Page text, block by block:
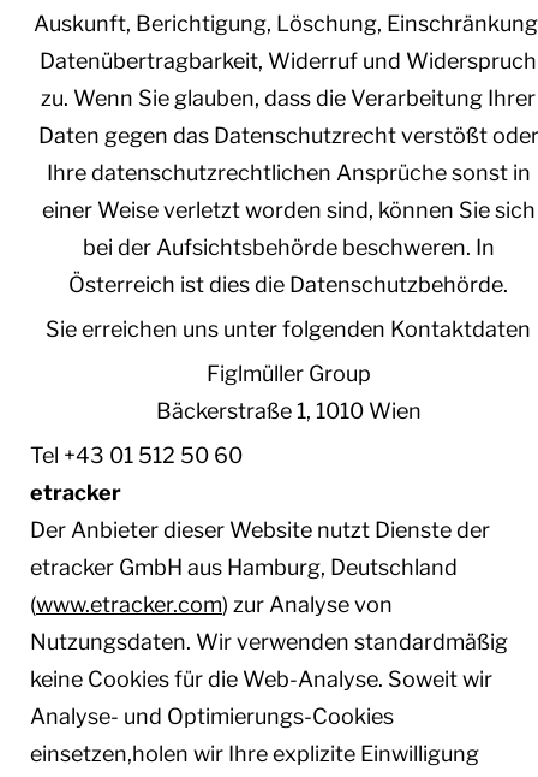
Auskunft, Berichtigung, Löschung,
Datenübertragbarkeit, Widerruf und Widerspruch
zu. Wenn Sie glauben, dass die Verarbeitung Ihrer
Daten gegen das Datenschutzrecht verstößt oder
Ihre datenschutzrechtlichen Ansprüche sonst in
einer Weise verletzt worden sind, können Sie sich
bei der Aufsichtsbehörde beschweren. In
Österreich ist dies die Datenschutzbehörde.
Sie erreichen uns unter folgenden Kontaktdaten
Figlmüller Group
Bäckerstraße 1, 1010 Wien
Tel +43 01 512 50 60
etracker
Der Anbieter dieser Website nutzt Dienste der
etracker GmbH aus Hamburg, Deutschland
(www.etracker.com) zur Analyse von
Nutzungsdaten. Wir verwenden standardmäßig
keine Cookies für die Web-Analyse. Soweit wir
Analyse- und Optimierungs-Cookies
einsetzen,holen wir Ihre explizite Einwilligung